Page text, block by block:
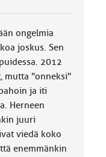
ongelmia
joskus. Sen
2012
mutta "onneksi"
ja iti
Herneen
juuri
viedä koko
enemmänkin